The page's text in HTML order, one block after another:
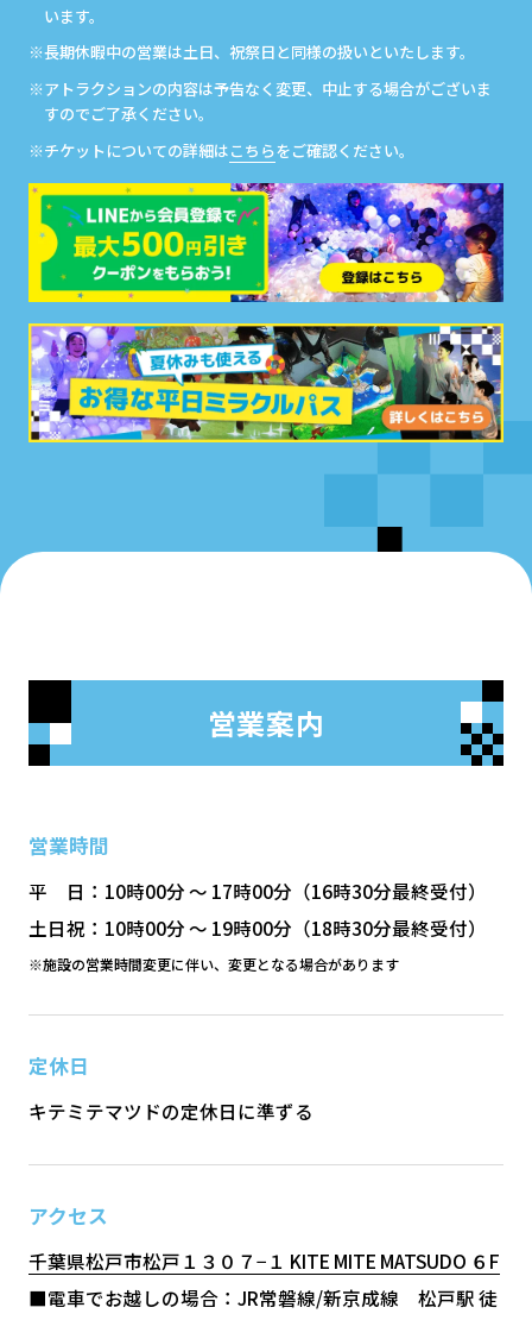
います。
※長期休暇中の営業は土日、祝祭日と同様の扱いといたします。
※アトラクションの内容は予告なく変更、中止する場合がございま
すのでご了承ください。
※チケットについての詳細はこちらをご確認ください。
営業案内
営業時間
平 日：10時00分 ～ 17時00分（16時30分最終受付）
土日祝：10時00分 ～ 19時00分（18時30分最終受付）
※施設の営業時間変更に伴い、変更となる場合があります
定休日
キテミテマツドの定休日に準ずる
アクセス
千葉県松戸市松戸１３０７−１ KITE MITE MATSUDO ６F
■電車でお越しの場合：JR常磐線/新京成線 松戸駅 徒